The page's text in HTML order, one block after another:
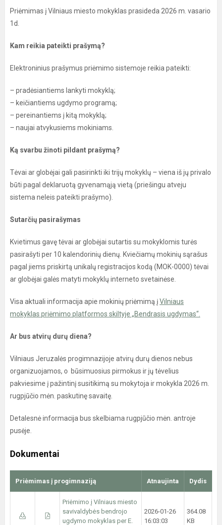
Priėmimas į Vilniaus miesto mokyklas prasideda 2026 m. vasario
1d.
Kam reikia pateikti prašymą?
Elektroninius prašymus priėmimo sistemoje reikia pateikti:
– pradėsiantiems lankyti mokyklą;
– keičiantiems ugdymo programą;
– pereinantiems į kitą mokyklą;
– naujai atvykusiems mokiniams.
Ką svarbu žinoti pildant prašymą?
Tėvai ar globėjai gali pasirinkti iki trijų mokyklų – viena iš jų privalo
būti pagal deklaruotą gyvenamąją vietą (priešingu atveju
sistema neleis pateikti prašymo).
Sutarčių pasirašymas
Kvietimus gavę tėvai ar globėjai sutartis su mokyklomis turės
pasirašyti per 10 kalendorinių dienų. Kviečiamų mokinių sąrašus
pagal jiems priskirtą unikalų registracijos kodą (MOK-0000) tėvai
ar globėjai galės matyti mokyklų interneto svetainėse.
Visa aktuali informacija apie mokinių priėmimą įVilniaus
mokyklas priėmimo platformos skiltyje „Bendrasis ugdymas“.
Ar bus atvirų durų diena?
Vilniaus Jeruzalės progimnazijoje atvirų durų dienos nebus
organizuojamos, o būsimuosius pirmokus ir jų tėvelius
pakviesime į pažintinį susitikimą su mokytoja ir mokykla 2026 m.
rugpjūčio mėn. paskutinę savaitę.
Detalesnė informacija bus skelbiama rugpjūčio mėn. antroje
pusėje.
Dokumentai
Priėmimas į progimnaziją Atnaujinta Dydis
Priėmimo į Vilniaus miesto
savivaldybės bendrojo
ugdymo mokyklas per E.
2026-01-26
16:03:03
364.08
KB